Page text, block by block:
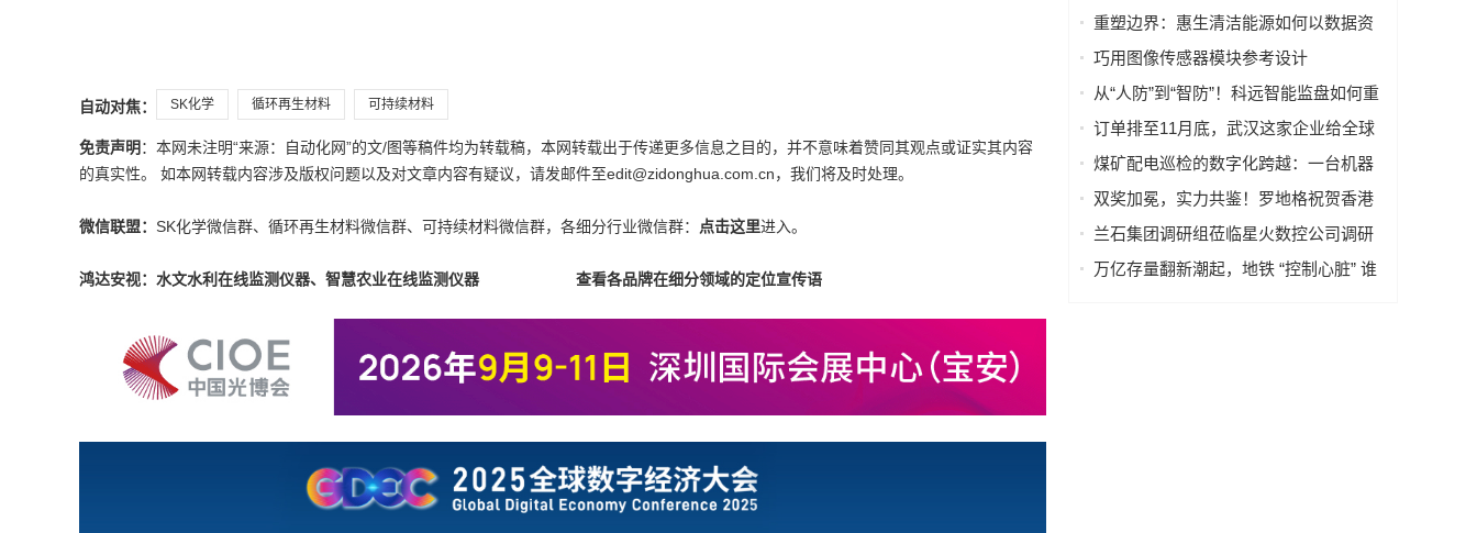
自动对焦： SK化学 循环再生材料 可持续材料
免责声明 ：本网未注明“来源：自动化网”的文/图等稿件均为转载稿，本网转载出于传递更多信息之目的，并不意味着赞同其观点或证实其内容
的真实性。 如本网转载内容涉及版权问题以及对文章内容有疑议，请发邮件至edit@zidonghua.com.cn，我们将及时处理。
微信联盟： SK化学微信群、循环再生材料微信群、可持续材料微信群，各细分行业微信群： 点击这里进入。
鸿达安视：水文水利在线监测仪器、智慧农业在线监测仪器 查看各品牌在细分领域的定位宣传语
一体化解决方案
重塑边界：惠生清洁能源如何以数据资
产重构海外工程交付
巧用图像传感器模块参考设计
（PRISM），简化成像设备从设计到制
从“人防”到“智防”！科远智能监盘如何重
塑火电运行新范式
订单排至11月底，武汉这家企业给全球
40多国电力设备做“CT”
煤矿配电巡检的数字化跨越：一台机器
人如何改变“抄表”这件小事
双奖加冕，实力共鉴！罗地格祝贺香港
国际机场2026持续斩获行业大奖
兰石集团调研组莅临星火数控公司调研
指导数智化转型工作
万亿存量翻新潮起，地铁 “控制心脏” 谁